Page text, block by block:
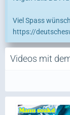
Viel Spass
https://
Videos mit